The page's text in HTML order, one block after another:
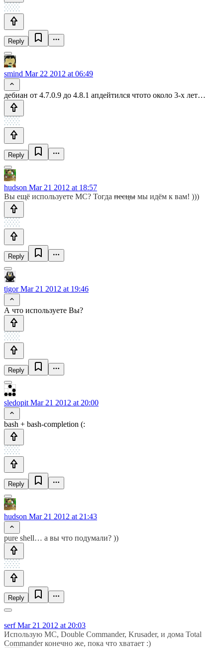
Reply
smind Mar 22 2012 at 06:49
дебиан от 4.7.0.9 до 4.8.1 апдейтился чтото около 3-х лет…
Reply
hudson Mar 21 2012 at 18:57
Вы ещё используете MC? Тогда песцы мы идём к вам! )))
Reply
tigorMar 21 2012 at 19:46
А что используете Вы?
Reply
sledopit Mar 21 2012 at 20:00
bash + bash-completion (:
Reply
hudson Mar 21 2012 at 21:43
pure shell… а вы что подумали? ))
Reply
serfMar 21 2012 at 20:03
Использую MC, Double Commander, Krusader, и дома Total
Commander конечно же, пока что хватает :)